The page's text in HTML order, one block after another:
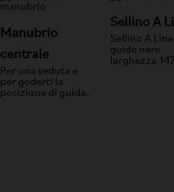
Manubrio
centrale
Per una seduta e
per goderti la
posizione di guida.
Sellino A
Sellino A
guide nere
larghezza